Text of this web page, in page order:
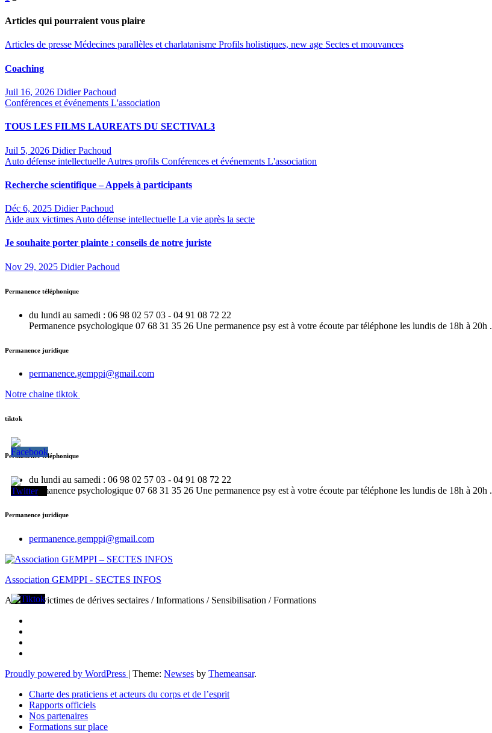
des
Articles qui pourraient vous plaire
Articles de presse Médecines parallèles et charlatanisme Profils holistiques, new age Sectes et mouvances
Coaching
Juil 16, 2026 Didier Pachoud
Conférences et événements L'association
TOUS LES FILMS LAUREATS DU SECTIVAL3
Juil 5, 2026 Didier Pachoud
Auto défense intellectuelle Autres profils Conférences et événements L'association
Recherche scientifique – Appels à participants
Déc 6, 2025 Didier Pachoud
Aide aux victimes Auto défense intellectuelle La vie après la secte
Je souhaite porter plainte : conseils de notre juriste
Nov 29, 2025 Didier Pachoud
Permanence téléphonique
du lundi au samedi : 06 98 02 57 03 - 04 91 08 72 22
Permanence psychologique 07 68 31 35 26 Une permanence psy est à votre écoute par téléphone les lundis de 18h à 20h .
Permanence juridique
permanence.gemppi@gmail.com
Notre chaine tiktok
tiktok
Permanence téléphonique
du lundi au samedi : 06 98 02 57 03 - 04 91 08 72 22
Permanence psychologique 07 68 31 35 26 Une permanence psy est à votre écoute par téléphone les lundis de 18h à 20h .
Permanence juridique
permanence.gemppi@gmail.com
Association GEMPPI - SECTES INFOS
Aide aux victimes de dérives sectaires / Informations / Sensibilisation / Formations
Proudly powered by WordPress | Theme: Newses by Themeansar.
Charte des praticiens et acteurs du corps et de l’esprit
Rapports officiels
Nos partenaires
Formations sur place